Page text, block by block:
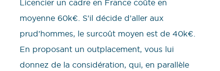
Licencier un cadre en France coûte en
moyenne 60k€. S’il décide d’aller aux
prud’hommes, le surcoût moyen est de 40k€.
En proposant un outplacement, vous lui
donnez de la considération, qui, en parallèle